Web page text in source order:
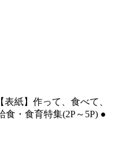
表紙】作って、食べて、
・食育特集(2P～5P) ●